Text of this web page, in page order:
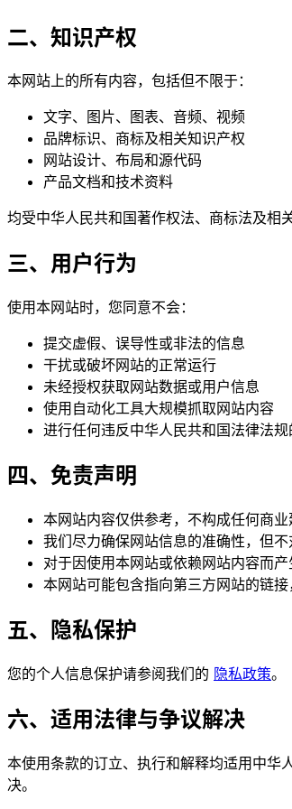
二、知识产权
本网站上的所有内容，包括但不限于：
文字、图片、图表、音频、视频
品牌标识、商标及相关知识产权
网站设计、布局和源代码
产品文档和技术资料
均受中华人民共和国著作权法、商标法及相
三、用户行为
使用本网站时，您同意不会：
提交虚假、误导性或非法的信息
干扰或破坏网站的正常运行
未经授权获取网站数据或用户信息
使用自动化工具大规模抓取网站内容
进行任何违反中华人民共和国法律法规
四、免责声明
本网站内容仅供参考，不构成任何商
我们尽力确保网站信息的准确性，但
对于因使用本网站或依赖网站内容而
本网站可能包含指向第三方网站的链
五、隐私保护
您的个人信息保护请参阅我们的 隐私政策。
六、适用法律与争议解决
本使用条款的订立、执行和解释均适用中华
决。